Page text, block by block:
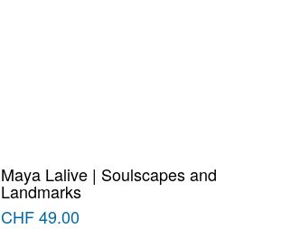
Maya Lalive | Soulscapes and
Landmarks
CHF49.00